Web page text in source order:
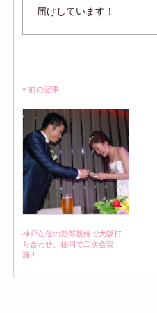
届けしています！
« 前の記事
神戸在住の新郎新婦で大阪打
ち合わせ、福岡で二次会実
施！